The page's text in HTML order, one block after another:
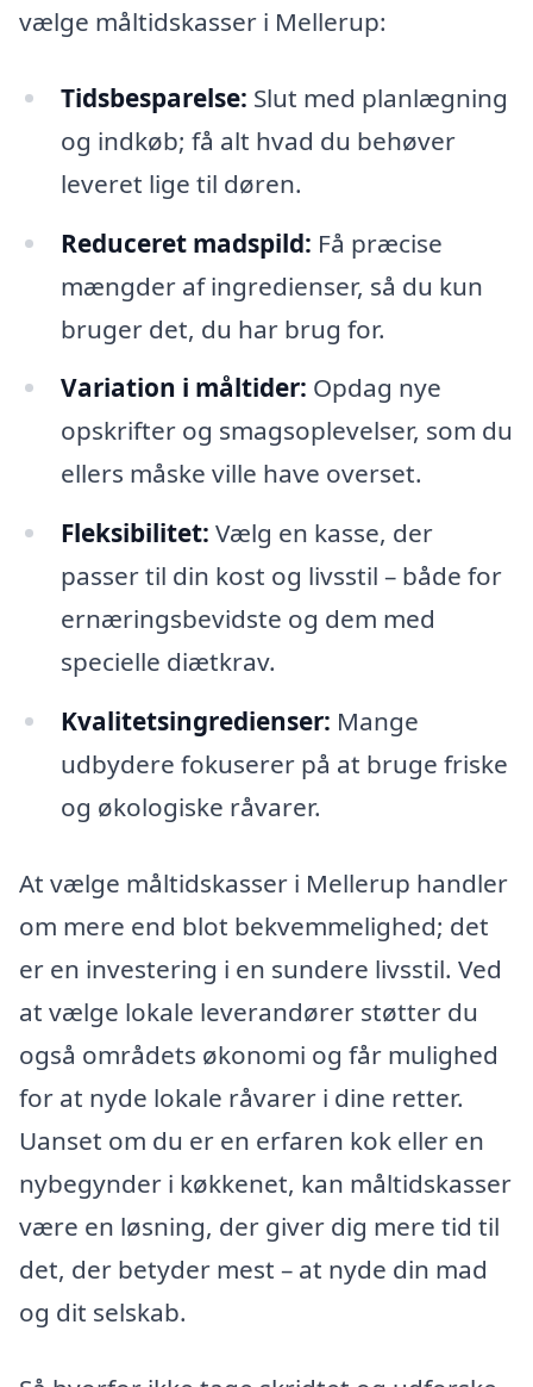
vælge måltidskasser i Mellerup:
Tidsbesparelse: Slut med planlægning
og indkøb; få alt hvad du behøver
leveret lige til døren.
Reduceret madspild: Få præcise
mængder af ingredienser, så du kun
bruger det, du har brug for.
Variation i måltider: Opdag nye
opskrifter og smagsoplevelser, som du
ellers måske ville have overset.
Fleksibilitet: Vælg en kasse, der
passer til din kost og livsstil – både for
ernæringsbevidste og dem med
specielle diætkrav.
Kvalitetsingredienser: Mange
udbydere fokuserer på at bruge friske
og økologiske råvarer.
At vælge måltidskasser i Mellerup handler
om mere end blot bekvemmelighed; det
er en investering i en sundere livsstil. Ved
at vælge lokale leverandører støtter du
også områdets økonomi og får mulighed
for at nyde lokale råvarer i dine retter.
Uanset om du er en erfaren kok eller en
nybegynder i køkkenet, kan måltidskasser
være en løsning, der giver dig mere tid til
det, der betyder mest – at nyde din mad
og dit selskab.